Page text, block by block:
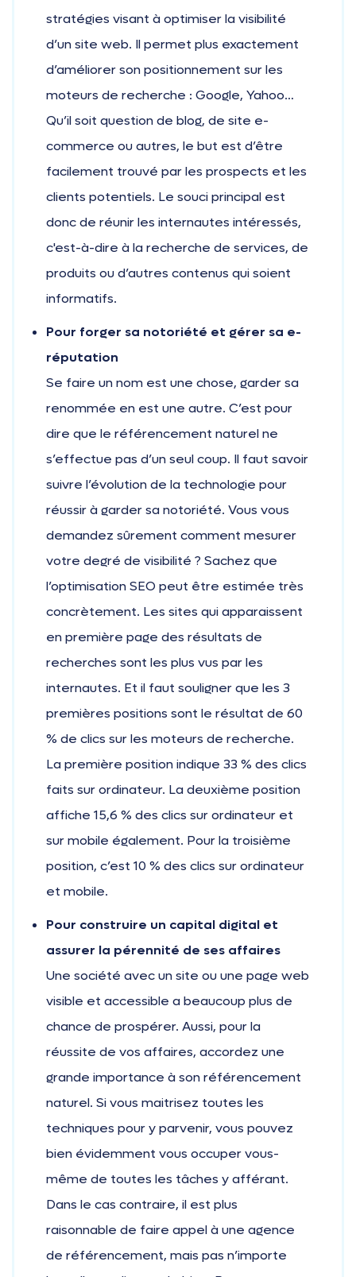
stratégies visant à optimiser la visibilité
d’un site web. Il permet plus exactement
d’améliorer son positionnement sur les
moteurs de recherche : Google, Yahoo…
Qu’il soit question de blog, de site e-
commerce ou autres, le but est d’être
facilement trouvé par les prospects et les
clients potentiels. Le souci principal est
donc de réunir les internautes intéressés,
c'est-à-dire à la recherche de services, de
produits ou d’autres contenus qui soient
informatifs.
Pour forger sa notoriété et gérer sa e-
réputation
Se faire un nom est une chose, garder sa
renommée en est une autre. C’est pour
dire que le référencement naturel ne
s’effectue pas d’un seul coup. Il faut savoir
suivre l’évolution de la technologie pour
réussir à garder sa notoriété. Vous vous
demandez sûrement comment mesurer
votre degré de visibilité ? Sachez que
l’optimisation SEO peut être estimée très
concrètement. Les sites qui apparaissent
en première page des résultats de
recherches sont les plus vus par les
internautes. Et il faut souligner que les 3
premières positions sont le résultat de 60
% de clics sur les moteurs de recherche.
La première position indique 33 % des clics
faits sur ordinateur. La deuxième position
affiche 15,6 % des clics sur ordinateur et
sur mobile également. Pour la troisième
position, c’est 10 % des clics sur ordinateur
et mobile.
Pour construire un capital digital et
assurer la pérennité de ses affaires
Une société avec un site ou une page web
visible et accessible a beaucoup plus de
chance de prospérer. Aussi, pour la
réussite de vos affaires, accordez une
grande importance à son référencement
naturel. Si vous maitrisez toutes les
techniques pour y parvenir, vous pouvez
bien évidemment vous occuper vous-
même de toutes les tâches y afférant.
Dans le cas contraire, il est plus
raisonnable de faire appel à une agence
de référencement, mais pas n’importe